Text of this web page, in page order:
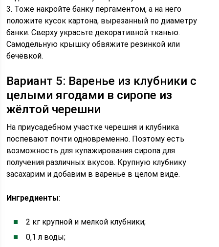
3. Тоже накройте банку пергаментом, а на него
положите кусок картона, вырезанный по диаметру
банки. Сверху украсьте декоративной тканью.
Самодельную крышку обвяжите резинкой или
бечёвкой.
Вариант 5: Варенье из клубники с
целыми ягодами в сиропе из
жёлтой черешни
На приусадебном участке черешня и клубника
поспевают почти одновременно. Поэтому есть
возможность для купажирования сиропа для
получения различных вкусов. Крупную клубнику
засахарим и добавим в варенье в целом виде.
Ингредиенты:
2 кг крупной и мелкой клубники;
0,1 л воды;